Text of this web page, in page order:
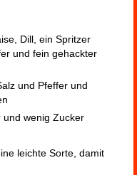
Dill, ein Spritzer
und fein gehackter
und Pfeffer und
und wenig Zucker
leichte Sorte, damit